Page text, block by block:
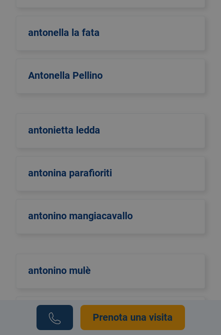
antonella la fata
Antonella Pellino
antonietta ledda
antonina parafioriti
antonino mangiacavallo
antonino mulè
antonio di maggioPrenota una visita